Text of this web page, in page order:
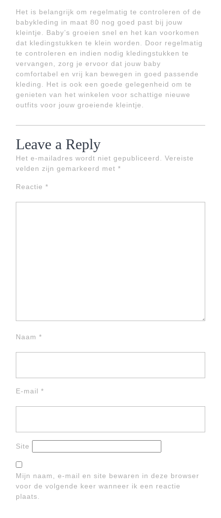
Het is belangrijk om regelmatig te controleren of de
babykleding in maat 80 nog goed past bij jouw
kleintje. Baby’s groeien snel en het kan voorkomen
dat kledingstukken te klein worden. Door regelmatig
te controleren en indien nodig kledingstukken te
vervangen, zorg je ervoor dat jouw baby
comfortabel en vrij kan bewegen in goed passende
kleding. Het is ook een goede gelegenheid om te
genieten van het winkelen voor schattige nieuwe
outfits voor jouw groeiende kleintje.
Leave a Reply
Het e-mailadres wordt niet gepubliceerd.
Vereiste
velden zijn gemarkeerd met *
Reactie *
Naam *
E-mail *
Site
Mijn naam, e-mail en site bewaren in deze browser
voor de volgende keer wanneer ik een reactie
plaats.